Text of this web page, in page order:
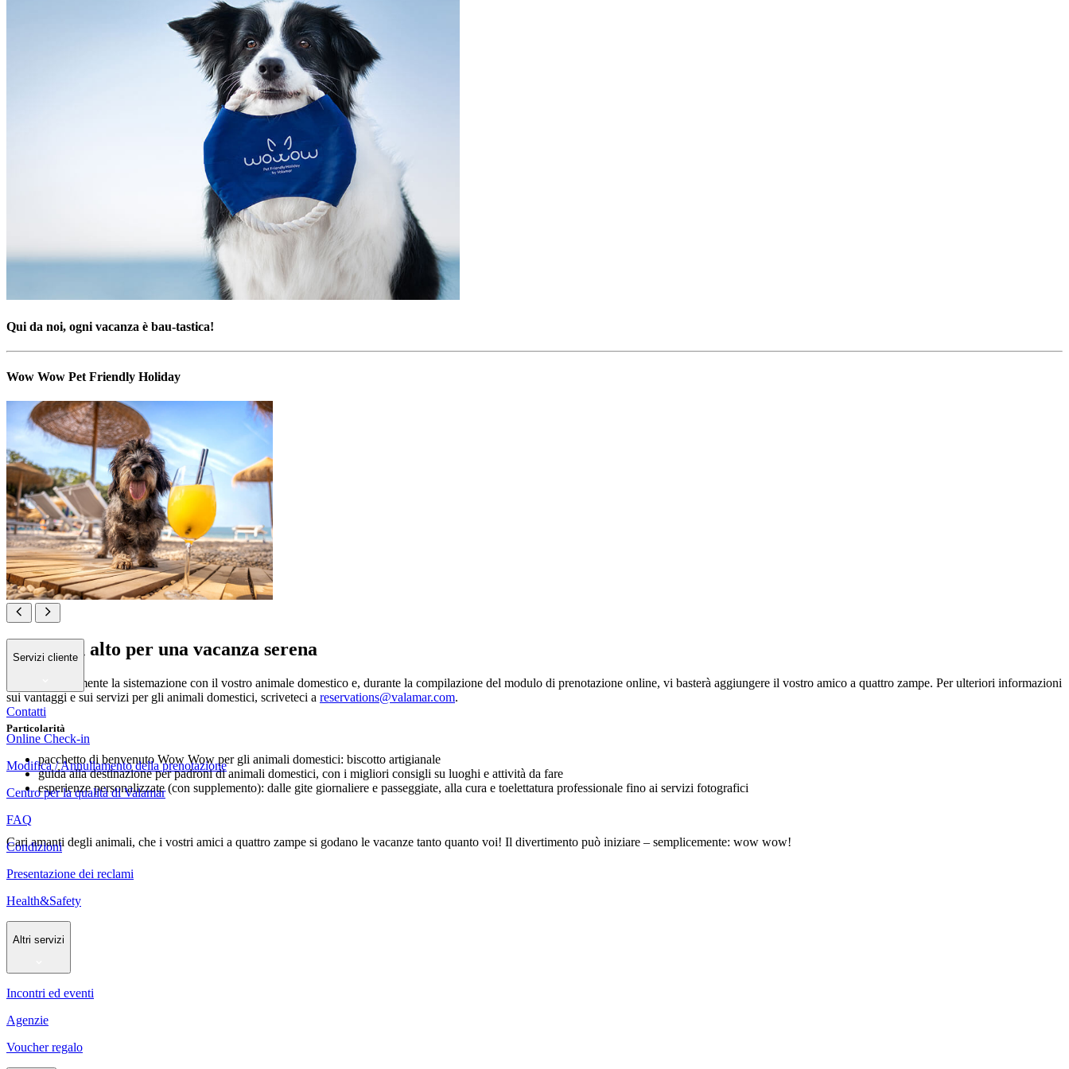
Qui da noi, ogni vacanza è bau-tastica!
Wow Wow Pet Friendly Holiday
Zampa in alto per una vacanza serena
Prenotate facilmente la sistemazione con il vostro animale domestico e, durante la compilazione del modulo di prenotazione online, vi basterà aggiungere il vostro amico a quattro zampe. Per ulteriori informazioni
sui vantaggi e sui servizi per gli animali domestici, scriveteci a reservations@valamar.com.
Particolarità
pacchetto di benvenuto Wow Wow per gli animali domestici: biscotto artigianale
guida alla destinazione per padroni di animali domestici, con i migliori consigli su luoghi e attività da fare
esperienze personalizzate (con supplemento): dalle gite giornaliere e passeggiate, alla cura e toelettatura professionale fino ai servizi fotografici
Cari amanti degli animali, che i vostri amici a quattro zampe si godano le vacanze tanto quanto voi! Il divertimento può iniziare – semplicemente: wow wow!
Servizi cliente
Contatti
Online Check-in
Modifica / Annullamento della prenotazione
Centro per la qualità di Valamar
FAQ
Condizioni
Presentazione dei reclami
Health&Safety
Altri servizi
Incontri ed eventi
Agenzie
Voucher regalo